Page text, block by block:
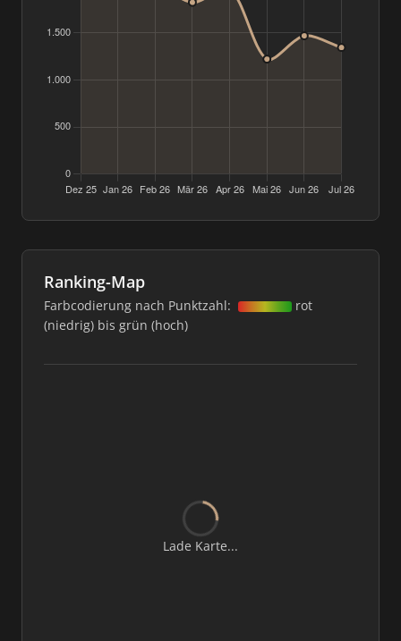
Ranking-Map
Farbcodierung nach Punktzahl:
rot
(niedrig) bis grün (hoch)
Lade Karte...